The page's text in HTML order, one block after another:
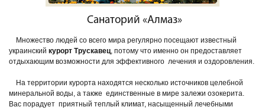
Санаторий «Алмаз»
Множество людей со всего мира регулярно посещают известный
украинский курорт Трускавец, потому что именно он предоставляет
отдыхающим возможности для эффективного лечения и оздоровления.
На территории курорта находятся несколько источников целебной
минеральной воды, а также единственные в мире залежи озокерита.
Вас порадует приятный теплый климат, насыщенный лечебными